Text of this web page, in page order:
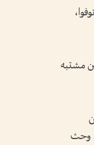
⁠مشتبه
وحث